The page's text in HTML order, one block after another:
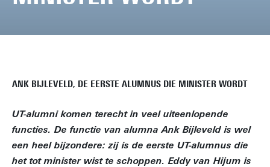
ANK BIJLEVELD, DE EERSTE ALUMNUS DIE MINISTER WORDT
UT-alumni komen terecht in veel uiteenlopende
functies. De functie van alumna Ank Bijleveld is wel
een heel bijzondere: zij is de eerste UT-alumnus die
het tot minister wist te schoppen. Eddy van Hijum is